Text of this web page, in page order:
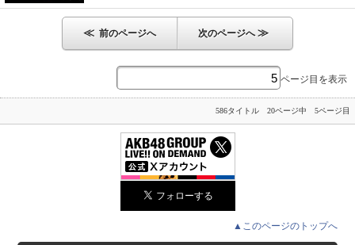
≪ 前のページへ 次のページへ≫
ページ目を表示
586タイトル 20ページ中 5ページ目
▲このページのトップへ